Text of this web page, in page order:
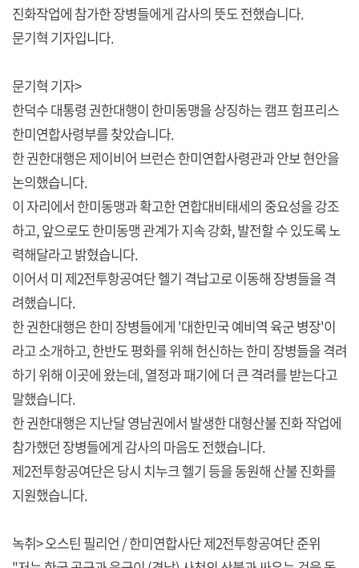
진화작업에 참가한 장병들에게 감사의 뜻도 전했습니다.
문기혁 기자입니다.
문기혁 기자>
한덕수 대통령 권한대행이 한미동맹을 상징하는 캠프 험프리스
한미연합사령부를 찾았습니다.
한 권한대행은 제이비어 브런슨 한미연합사령관과 안보 현안을
논의했습니다.
이 자리에서 한미동맹과 확고한 연합대비태세의 중요성을 강조
하고, 앞으로도 한미동맹 관계가 지속 강화, 발전할 수 있도록 노
력해달라고 밝혔습니다.
이어서 미 제2전투항공여단 헬기 격납고로 이동해 장병들을 격
려했습니다.
한 권한대행은 한미 장병들에게 '대한민국 예비역 육군 병장'이
라고 소개하고, 한반도 평화를 위해 헌신하는 한미 장병들을 격려
하기 위해 이곳에 왔는데, 열정과 패기에 더 큰 격려를 받는다고
말했습니다.
한 권한대행은 지난달 영남권에서 발생한 대형산불 진화 작업에
참가했던 장병들에게 감사의 마음도 전했습니다.
제2전투항공여단은 당시 치누크 헬기 등을 동원해 산불 진화를
지원했습니다.
녹취> 오스틴 필리언 / 한미연합사단 제2전투항공여단 준위